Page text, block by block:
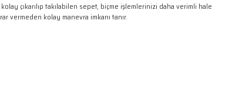
çıkarılıp takılabilen sepet, biçme işlemlerinizi daha verimli hale
vermeden kolay manevra imkanı tanır.